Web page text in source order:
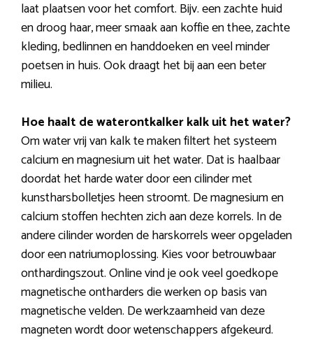
laat plaatsen voor het comfort. Bijv. een zachte huid
en droog haar, meer smaak aan koffie en thee, zachte
kleding, bedlinnen en handdoeken en veel minder
poetsen in huis. Ook draagt het bij aan een beter
milieu.
Hoe haalt de waterontkalker kalk uit het water?
Om water vrij van kalk te maken filtert het systeem
calcium en magnesium uit het water. Dat is haalbaar
doordat het harde water door een cilinder met
kunstharsbolletjes heen stroomt. De magnesium en
calcium stoffen hechten zich aan deze korrels. In de
andere cilinder worden de harskorrels weer opgeladen
door een natriumoplossing. Kies voor betrouwbaar
onthardingszout. Online vind je ook veel goedkope
magnetische ontharders die werken op basis van
magnetische velden. De werkzaamheid van deze
magneten wordt door wetenschappers afgekeurd.